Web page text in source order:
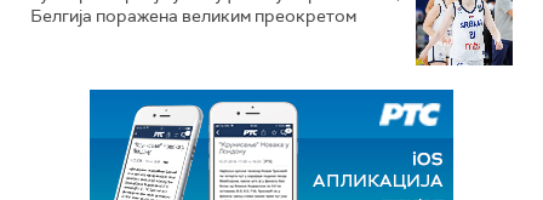
Белгија поражена великим преокретом